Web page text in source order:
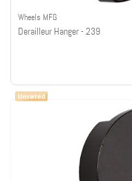
Wheels MFG
Derailleur Hanger - 239